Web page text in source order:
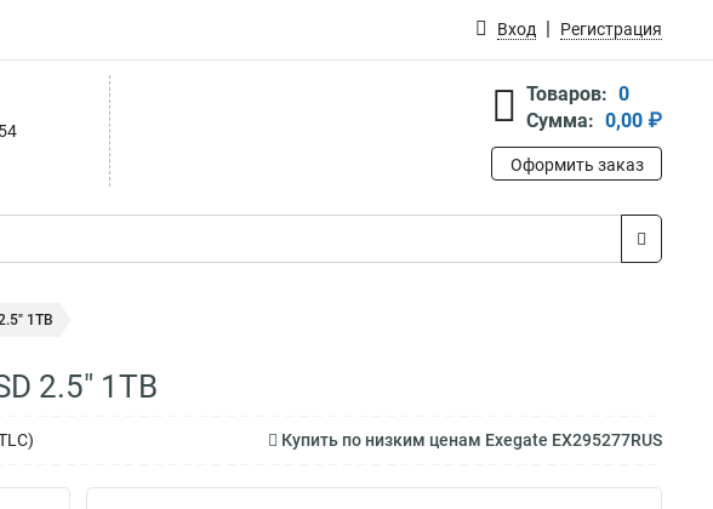
Вход Регистрация
Товаров: 0
Сумма: 0,00 ₽
Оформить заказ
1TB
2.5" 1TB
Купить по низким ценам Exegate EX295277RUS